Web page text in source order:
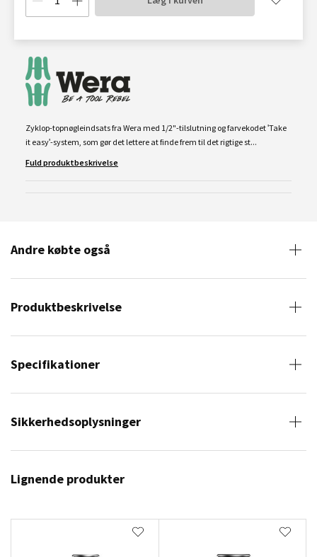
Zyklop-topnøgleindsats fra Wera med 1/2"-tilslutning og farvekodet 'Take
it easy'-system, som gør det lettere at finde frem til det rigtige st...
Fuld produktbeskrivelse
Andre købte også
Produktbeskrivelse
Specifikationer
Sikkerhedsoplysninger
Lignende produkter